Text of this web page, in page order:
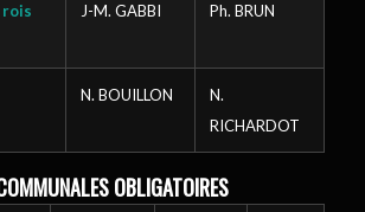
rois
J-M. GABBI Ph. BRUN
N. BOUILLON
N.
RICHARDOT
OBLIGATOIRES